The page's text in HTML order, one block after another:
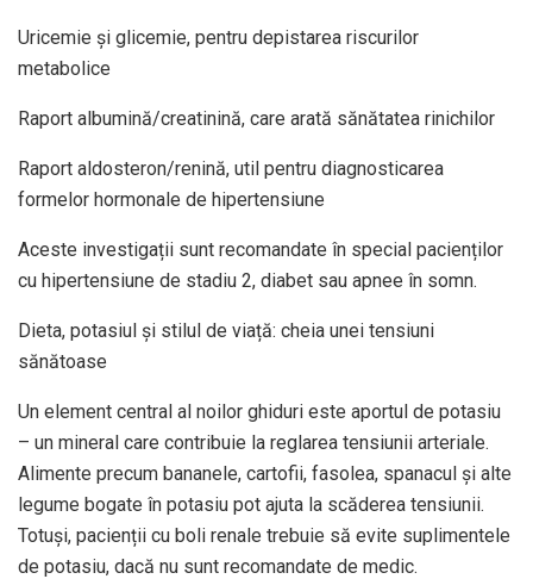
Uricemie și glicemie, pentru depistarea riscurilor
metabolice
Raport albumină/creatinină, care arată sănătatea rinichilor
Raport aldosteron/renină, util pentru diagnosticarea
formelor hormonale de hipertensiune
Aceste investigații sunt recomandate în special pacienților
cu hipertensiune de stadiu 2, diabet sau apnee în somn.
Dieta, potasiul și stilul de viață: cheia unei tensiuni
sănătoase
Un element central al noilor ghiduri este aportul de potasiu
– un mineral care contribuie la reglarea tensiunii arteriale.
Alimente precum bananele, cartofii, fasolea, spanacul și alte
legume bogate în potasiu pot ajuta la scăderea tensiunii.
Totuși, pacienții cu boli renale trebuie să evite suplimentele
de potasiu, dacă nu sunt recomandate de medic.